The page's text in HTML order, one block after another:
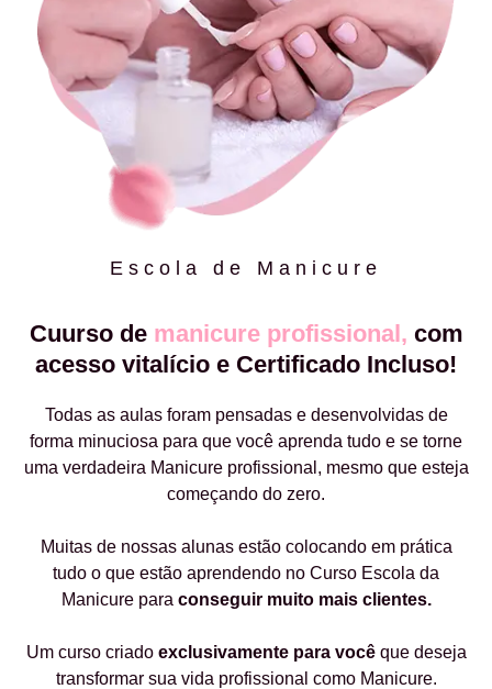
Escola de Manicure
Cuurso de manicure profissional, com
acesso vitalício e Certificado Incluso!
Todas as aulas foram pensadas e desenvolvidas de
forma minuciosa para que você aprenda tudo e se torne
uma verdadeira Manicure profissional, mesmo que esteja
começando do zero.
Muitas de nossas alunas estão colocando em prática
tudo o que estão aprendendo no Curso Escola da
Manicure para conseguir muito mais clientes.
Um curso criado exclusivamente para vocêque deseja
transformar sua vida profissional como Manicure.